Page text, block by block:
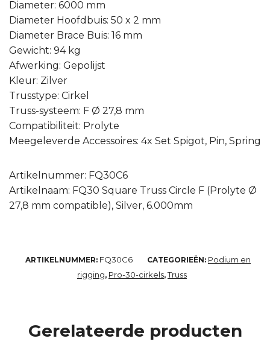
Diameter: 6000 mm
Diameter Hoofdbuis: 50 x 2 mm
Diameter Brace Buis: 16 mm
Gewicht: 94 kg
Afwerking: Gepolijst
Kleur: Zilver
Trusstype: Cirkel
Truss-systeem: F Ø 27,8 mm
Compatibiliteit: Prolyte
Meegeleverde Accessoires: 4x Set Spigot, Pin, Spring
Artikelnummer: FQ30C6
Artikelnaam: FQ30 Square Truss Circle F (Prolyte Ø
27,8 mm compatible), Silver, 6.000mm
ARTIKELNUMMER: FQ30C6 CATEGORIEËN: Podium en
rigging, Pro-30-cirkels,Truss
Gerelateerde producten